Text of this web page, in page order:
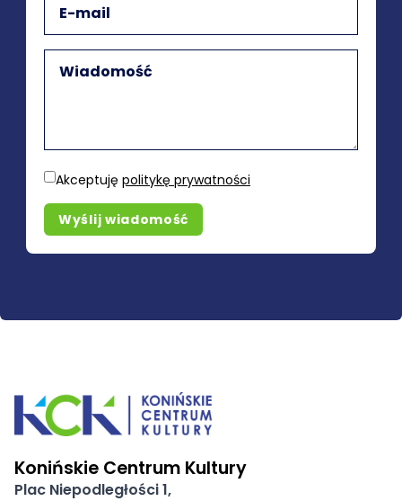
Akceptuję politykę prywatności
Wyślij wiadomość
Konińskie Centrum Kultury
Plac Niepodległości 1,